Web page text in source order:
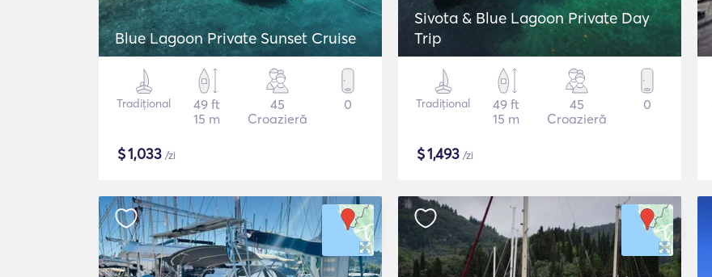
Blue Lagoon Private Sunset Cruise
Tradițional
49 ft
15 m
45
Croazieră
0
$1,033 /zi
Sivota & Blue Lagoon Private Day
Trip
Tradițional
49 ft
15 m
45
Croazieră
0
$1,493 /zi